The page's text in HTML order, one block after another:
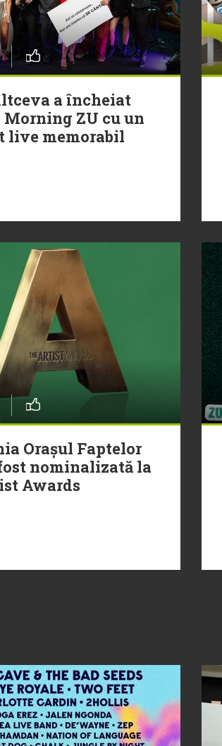
a încheiat
Morning ZU cu un
live memorabil
Orașul Faptelor
nominalizată la
Awards